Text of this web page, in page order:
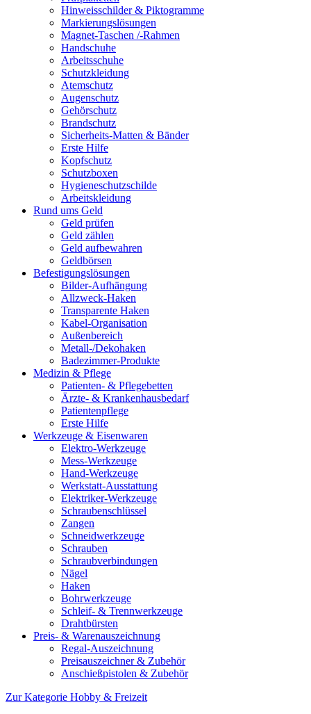
Hinweisschilder & Piktogramme
Markierungslösungen
Magnet-Taschen /-Rahmen
Handschuhe
Arbeitsschuhe
Schutzkleidung
Atemschutz
Augenschutz
Gehörschutz
Brandschutz
Sicherheits-Matten & Bänder
Erste Hilfe
Kopfschutz
Schutzboxen
Hygieneschutzschilde
Arbeitskleidung
Rund ums Geld
Geld prüfen
Geld zählen
Geld aufbewahren
Geldbörsen
Befestigungslösungen
Bilder-Aufhängung
Allzweck-Haken
Transparente Haken
Kabel-Organisation
Außenbereich
Metall-/Dekohaken
Badezimmer-Produkte
Medizin & Pflege
Patienten- & Pflegebetten
Ärzte- & Krankenhausbedarf
Patientenpflege
Erste Hilfe
Werkzeuge & Eisenwaren
Elektro-Werkzeuge
Mess-Werkzeuge
Hand-Werkzeuge
Werkstatt-Ausstattung
Elektriker-Werkzeuge
Schraubenschlüssel
Zangen
Schneidwerkzeuge
Schrauben
Schraubverbindungen
Nägel
Haken
Bohrwerkzeuge
Schleif- & Trennwerkzeuge
Drahtbürsten
Preis- & Warenauszeichnung
Regal-Auszeichnung
Preisauszeichner & Zubehör
Anschießpistolen & Zubehör
Zur Kategorie Hobby & Freizeit